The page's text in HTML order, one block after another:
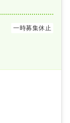
一時募集休止